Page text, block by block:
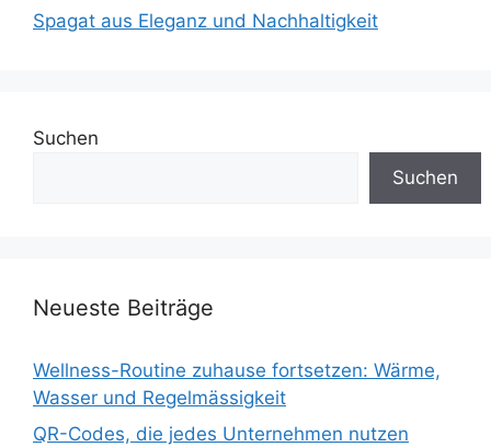
Spagat aus Eleganz und Nachhaltigkeit
Suchen
Suchen
Neueste Beiträge
Wellness-Routine zuhause fortsetzen: Wärme,
Wasser und Regelmässigkeit
QR-Codes, die jedes Unternehmen nutzen